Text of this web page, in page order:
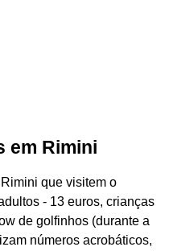
em Rimini
que visitem o
- 13 euros, crianças
de golfinhos (durante a
números acrobáticos,